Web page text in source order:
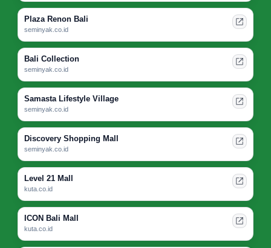
Plaza Renon Bali
seminyak.co.id
Bali Collection
seminyak.co.id
Samasta Lifestyle Village
seminyak.co.id
Discovery Shopping Mall
seminyak.co.id
Level 21 Mall
kuta.co.id
ICON Bali Mall
kuta.co.id